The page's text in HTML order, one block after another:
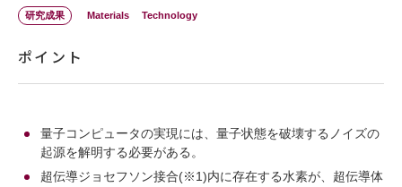
研究成果 Materials Technology
ポイント
量子コンピュータの実現には、量子状態を破壊するノイズの
起源を解明する必要がある。
超伝導ジョセフソン接合(※1)内に存在する水素が、超伝導体